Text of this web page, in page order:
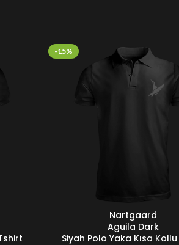
-15%
Nartgaard
Aguila Dark
Siyah Polo Yaka Kısa